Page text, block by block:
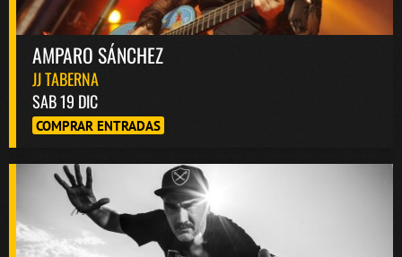
AMPARO SÁNCHEZ
JJ TABERNA
SAB 19 DIC
COMPRAR ENTRADAS